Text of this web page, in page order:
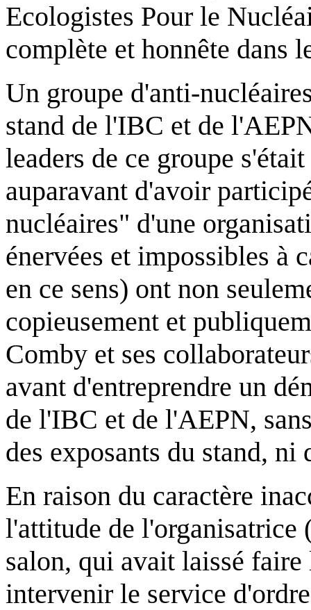
Ecologistes Pour le
complète et honnête dans
Un groupe d'anti-
stand de l'IBC et de
leaders de ce groupe
auparavant d'avoir
nucléaires" d'une
énervées et impossibles à
en ce sens) ont non
copieusement et
Comby et ses
avant d'entreprendre un
de l'IBC et de l'AEPN,
des exposants du stand,
En raison du caractère
l'attitude de l'organisatrice
salon, qui avait laissé faire
intervenir le service